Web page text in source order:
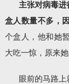
主张对病毒进
盒人数量不多，
个盒人，他和她
大吃一惊，原来
眼前的马路